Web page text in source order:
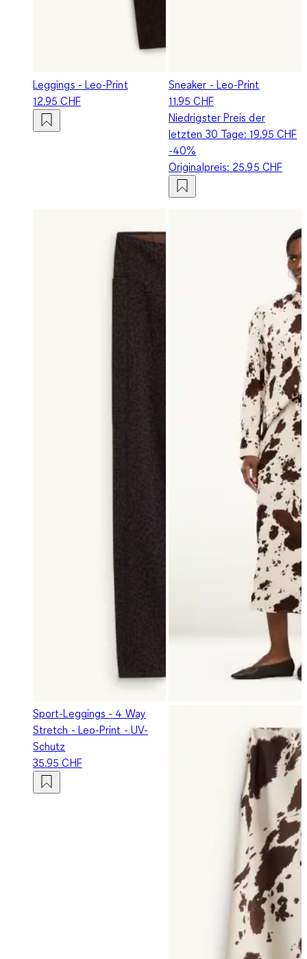
Leggings - Leo-Print
12.95 CHF
Sneaker - Leo-Print
11.95 CHF
Niedrigster Preis der
letzten 30 Tage:19.95 CHF
-40%
Originalpreis: 25.95 CHF
Sport-Leggings - 4 Way
Stretch - Leo-Print - UV-
Schutz
35.95 CHF